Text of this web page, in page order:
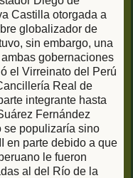
Castilla otorgada a
globalizador de
sin embargo, una
gobernaciones
el Virreinato del Perú
Real de
integrante hasta
Fernández
se populizaría sino
en parte debido a que
le fueron
al del Río de la